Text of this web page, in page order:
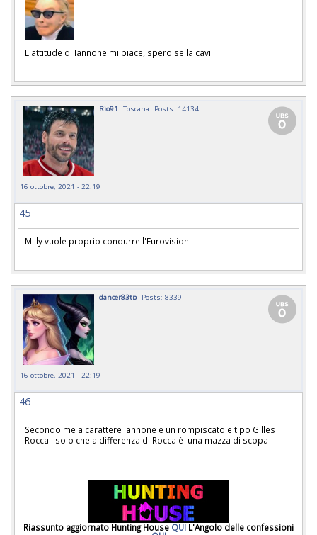
L'attitude di Iannone mi piace, spero se la cavi
Rio91 Toscana Posts: 14134
16 ottobre, 2021 - 22:19
45
Milly vuole proprio condurre l'Eurovision
dancer83tp Posts: 8339
16 ottobre, 2021 - 22:19
46
Secondo me a carattere Iannone e un rompiscatole tipo Gilles
Rocca...solo che a differenza di Rocca è una mazza di scopa
Riassunto aggiornato Hunting House QUI L'Angolo delle confessioni